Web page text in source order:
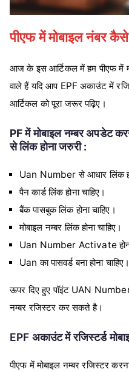
पीएफ में मोबाइल नंबर
आज के इस आर्टिकल में हम पीएफ में
वाले हैं यदि आप EPF अकाउंट में
आर्टिकल को पूरा जरूर पढ़िए।
PF में मोबाइल नम्बर अपडेट
से लिंक होना जरुरी :
Uan Number से आधार लिंक
पैन कार्ड लिंक होना चाहिए।
बैंक पासबुक लिंक होना चाहिए।
मोबाइल नम्बर लिंक होना चाहिए।
Uan Number Activate होना
Uan का पासवर्ड बना होना चाहिए।
ऊपर दिए हुए पॉइंट UAN
नम्बर रजिस्टर कर सकते है।
EPF अकाउंट में रजिस्‍टर्ड
पीएफ में मोबाइल नम्बर रजिस्टर